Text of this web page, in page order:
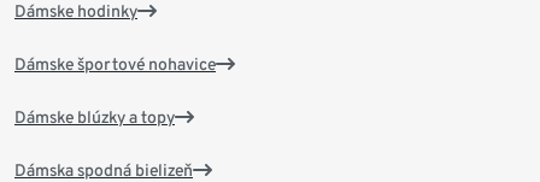
Dámske hodinky
Dámske športové nohavice
Dámske blúzky a topy
Dámska spodná bielizeň